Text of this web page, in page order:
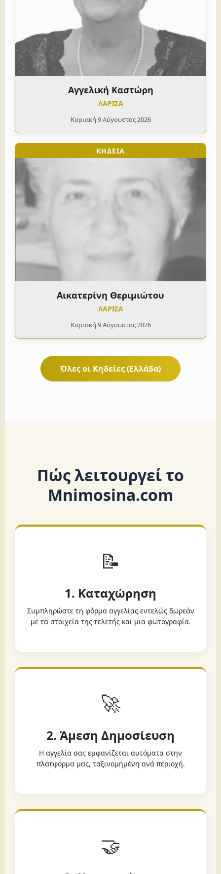
Αγγελική Καστώρη
ΛΑΡΙΣΑ
Κυριακή 9 Αύγουστος 2026
ΚΗΔΕΙΑ
Αικατερίνη Θεριμιώτου
ΛΑΡΙΣΑ
Κυριακή 9 Αύγουστος 2026
Όλες οι Κηδείες (Ελλάδα)
Πώς λειτουργεί το
Mnimosina.com
📝
1. Καταχώρηση
Συμπληρώστε τη φόρμα αγγελίας εντελώς δωρεάν
με τα στοιχεία της τελετής και μια φωτογραφία.
🚀
2. Άμεση Δημοσίευση
Η αγγελία σας εμφανίζεται αυτόματα στην
πλατφόρμα μας, ταξινομημένη ανά περιοχή.
🤝